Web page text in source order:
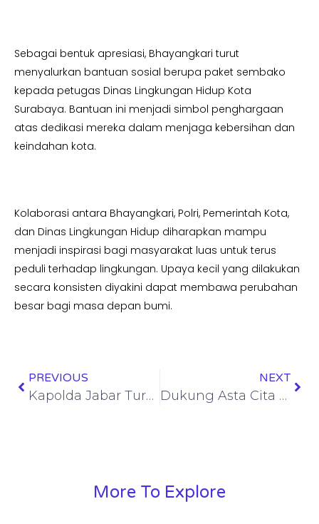
Sebagai bentuk apresiasi, Bhayangkari turut
menyalurkan bantuan sosial berupa paket sembako
kepada petugas Dinas Lingkungan Hidup Kota
Surabaya. Bantuan ini menjadi simbol penghargaan
atas dedikasi mereka dalam menjaga kebersihan dan
keindahan kota.
Kolaborasi antara Bhayangkari, Polri, Pemerintah Kota,
dan Dinas Lingkungan Hidup diharapkan mampu
menjadi inspirasi bagi masyarakat luas untuk terus
peduli terhadap lingkungan. Upaya kecil yang dilakukan
secara konsisten diyakini dapat membawa perubahan
besar bagi masa depan bumi.
PREVIOUS
Kapolda Jabar Turun Langsung, Donor Darah di PMI Kota Bandung Wujud Nyata Kepedulian Polri
NEXT
Dukung Asta Cita Presiden Prabowo sebagai Prioritas Nasional, Polri Serahkan 378 Unit Perumahan bagi PNPP dan Masyarakat di Sultra
More To Explore